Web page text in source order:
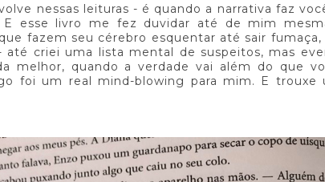
nessas leituras - é quando a narrativa faz
esse livro me fez duvidar até de mim
fazem seu cérebro esquentar até sair fumaça,
criei uma lista mental de suspeitos, mas
melhor, quando a verdade vai além do que
foi um real mind-blowing para mim. E trouxe